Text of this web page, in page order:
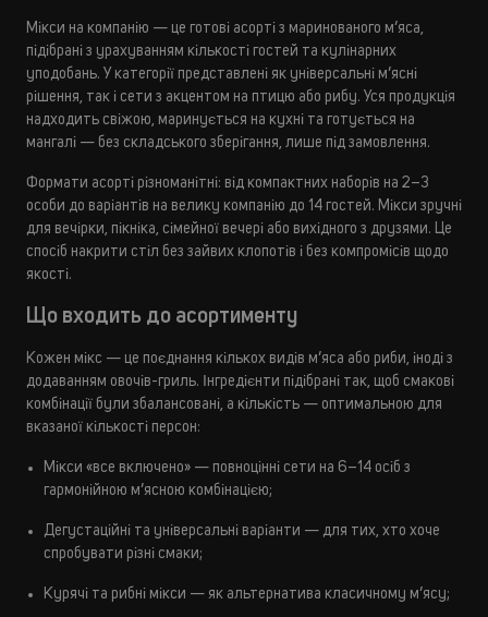
Мікси на компанію — це готові асорті з маринованого м’яса,
підібрані з урахуванням кількості гостей та кулінарних
уподобань. У категорії представлені як універсальні м’ясні
рішення, так і сети з акцентом на птицю або рибу. Уся продукція
надходить свіжою, маринується на кухні та готується на
мангалі — без складського зберігання, лише під замовлення.
Формати асорті різноманітні: від компактних наборів на 2–3
особи до варіантів на велику компанію до 14 гостей. Мікси зручні
для вечірки, пікніка, сімейної вечері або вихідного з друзями. Це
спосіб накрити стіл без зайвих клопотів і без компромісів щодо
якості.
Що входить до асортименту
Кожен мікс — це поєднання кількох видів м’яса або риби, іноді з
додаванням овочів-гриль. Інгредієнти підібрані так, щоб смакові
комбінації були збалансовані, а кількість — оптимальною для
вказаної кількості персон:
Мікси «все включено» — повноцінні сети на 6–14 осіб з
гармонійною м’ясною комбінацією;
Дегустаційні та універсальні варіанти — для тих, хто хоче
спробувати різні смаки;
Курячі та рибні мікси — як альтернатива класичному м’ясу;